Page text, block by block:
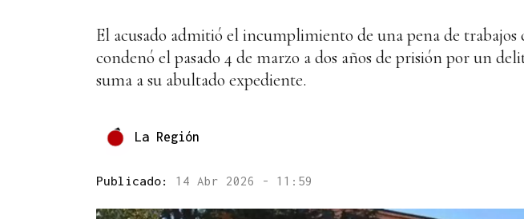
El acusado admitió el incumplimiento de una pena de
condenó el pasado 4 de marzo a dos años de prisión por un
suma a su abultado expediente.
La Región
Publicado: 14 Abr 2026 - 11:59